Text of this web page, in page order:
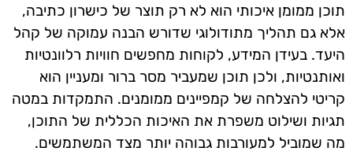
תוכן ממומן איכותי הוא לא רק תוצר של כישרון כתיבה,
אלא גם תהליך מתודולוגי שדורש הבנה עמוקה של קהל
היעד. בעידן המידע, לקוחות מחפשים חוויות רלוונטיות
ואותנטיות, ולכן תוכן שמעביר מסר ברור ומעניין הוא
קריטי להצלחה של קמפיינים ממומנים. התמקדות במטה
תגיות ושילוט משפרת את האיכות הכללית של התוכן,
מה שמוביל למעורבות גבוהה יותר מצד המשתמשים.